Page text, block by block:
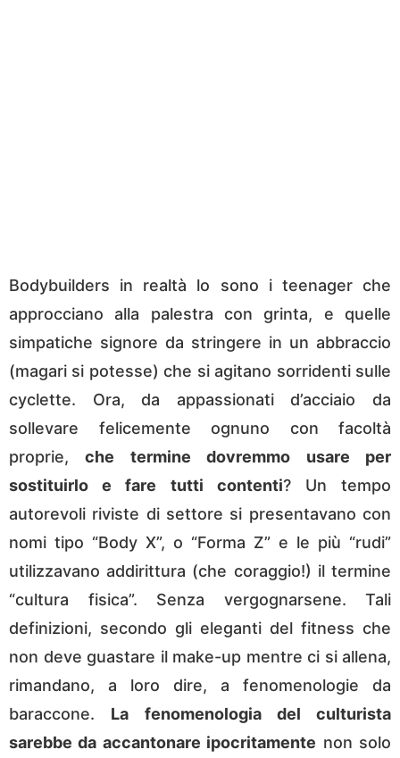
Bodybuilders in realtà lo sono i teenager che
approcciano alla palestra con grinta, e quelle
simpatiche signore da stringere in un abbraccio
(magari si potesse) che si agitano sorridenti sulle
cyclette. Ora, da appassionati d’acciaio da
sollevare felicemente ognuno con facoltà
proprie,che termine dovremmo usare per
sostituirlo e fare tutti contenti? Un tempo
autorevoli riviste di settore si presentavano con
nomi tipo “Body X”, o “Forma Z” e le più “rudi”
utilizzavano addirittura (che coraggio!) il termine
“cultura fisica”. Senza vergognarsene. Tali
definizioni, secondo gli eleganti del fitness che
non deve guastare il make-up mentre ci si allena,
rimandano, a loro dire, a fenomenologie da
baraccone. La fenomenologia del culturista
sarebbe da accantonare ipocritamente non solo